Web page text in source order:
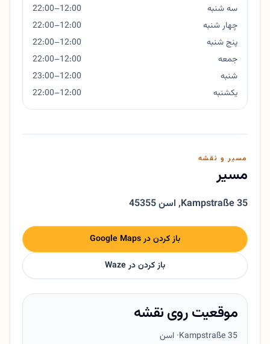
سه شنبه
12:00–22:00
چهار شنبه
12:00–22:00
پنج شنبه
12:00–22:00
جمعه
12:00–22:00
شنبه
12:00–23:00
یکشنبه
12:00–22:00
مسیر و نقشه
مسیر
Kampstraße 35
, 45355 اسن
باز کردن در Google Maps
باز کردن در Waze
موقعیت روی نقشه
Kampstraße 35· اسن